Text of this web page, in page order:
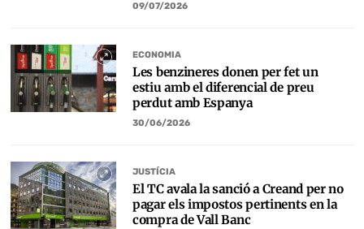
09/07/2026
ECONOMIA
Les benzineres donen per fet un
estiu amb el diferencial de preu
perdut amb Espanya
30/06/2026
JUSTÍCIA
El TC avala la sanció a Creand per no
pagar els impostos pertinents en la
compra de Vall Banc